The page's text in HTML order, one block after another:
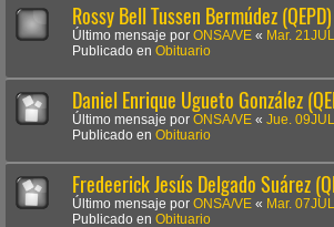
Rossy Bell Tussen Bermúdez (QEPD)
Último mensaje por ONSA/VE « Mar.
Publicado en Obituario
Daniel Enrique Ugueto González
Último mensaje por ONSA/VE « Jue.
Publicado en Obituario
Fredeerick Jesús Delgado Suárez
Último mensaje por ONSA/VE « Mar.
Publicado en Obituario